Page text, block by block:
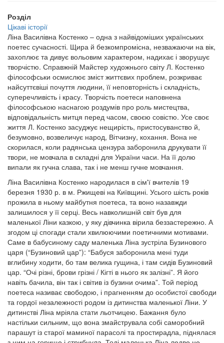
Розділ
Цікаві історії
Ліна Василівна Костенко – одна з найвідоміших українських
поетес сучасності. Щира й безкомпромісна, незважаючи на вік,
захоплює та дивує вольовим характером, надихає і зворушує
творчістю. Справжній Майстер художнього світу Л. Костенко
філософськи осмислює зміст життєвих проблем, розкриває
найсуттєвіші почуття людини, її неповторність і складність,
суперечливість і красу. Творчість поетеси наповнена
філософською наснагою роздумів про роль мистецтва,
відповідальність митця перед часом, своєю совістю. Усе своє
життя Л. Костенко засуджує нещирість, пристосуванство й,
безумовно, возвеличує народ, Вітчизну, кохання. Вона не
скорилася, коли радянська цензура заборонила друкувати її
твори, не мовчала в складні для України часи. На її долю
випали як гучна слава, так і не менш гучне мовчання.
Ліна Василівна Костенко народилася в сім'ї вчителів 19
березня 1930 р. в м. Ржищеві на Київщині. Усього шість років
прожила в ньому майбутня поетеса, та воно назавжди
залишилося у її серці. Весь навколишній світ був для
маленької Ліни казкою, у яку дівчинка вірила беззастережно. А
згодом ці спогади стали хвилюючими поетичними мотивами.
Саме в бабусиному саду маленька Ліна зустріла Бузинового
царя (“Бузиновий цар”): “Бабуся заборонила мені туди
вглибину ходити, бо там велика гущина, і там сидів Бузиновий
цар. “Очі різні, брови грізні / Кігті в нього як залізні”. Я його
навіть бачила, він так і світив із бузини очима”. Той період
поетеса називає свободою, і прагненням до особистої свободи
та гордої незалежності родом із дитинства маленької Ліни. У
дитинстві Ліна мріяла стати льотчицею. Бажання було
настільки сильним, що вона змайструвала собі саморобний
парашут із старої маминої парасолі та простирадла, піднялася